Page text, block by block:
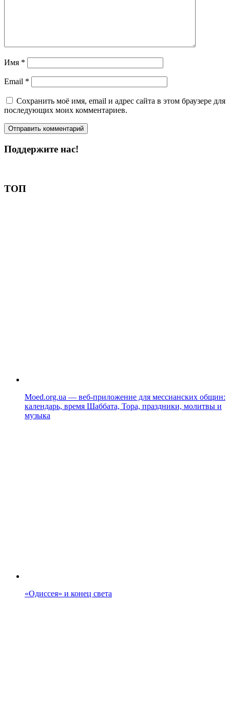
Имя *
Email *
Сохранить моё имя, email и адрес сайта в этом браузере для
последующих моих комментариев.
Поддержите нас!
ТОП
Moed.org.ua — веб-приложение для мессианских общин:
календарь, время Шаббата, Тора, праздники, молитвы и
музыка
«Одиссея» и конец света